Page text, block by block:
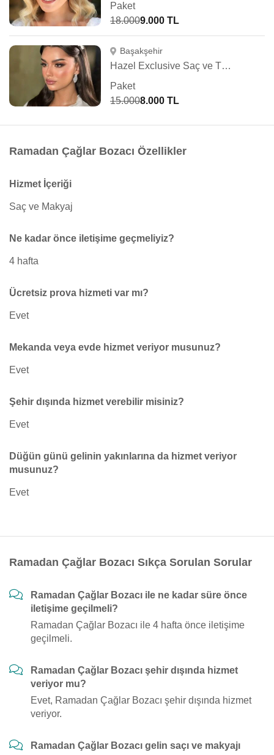
Paket
18.0009.000 TL
Başakşehir
Hazel Exclusive Saç ve Türban Tasarım
Paket
15.0008.000 TL
Ramadan Çağlar Bozacı Özellikler
Hizmet İçeriği
Saç ve Makyaj
Ne kadar önce iletişime geçmeliyiz?
4 hafta
Ücretsiz prova hizmeti var mı?
Evet
Mekanda veya evde hizmet veriyor musunuz?
Evet
Şehir dışında hizmet verebilir misiniz?
Evet
Düğün günü gelinin yakınlarına da hizmet veriyor
musunuz?
Evet
Ramadan Çağlar Bozacı Sıkça Sorulan Sorular
Ramadan Çağlar Bozacı ile ne kadar süre önce
iletişime geçilmeli?
Ramadan Çağlar Bozacı ile 4 hafta önce iletişime
geçilmeli.
Ramadan Çağlar Bozacı şehir dışında hizmet
veriyor mu?
Evet, Ramadan Çağlar Bozacı şehir dışında hizmet
veriyor.
Ramadan Çağlar Bozacı gelin saçı ve makyajı